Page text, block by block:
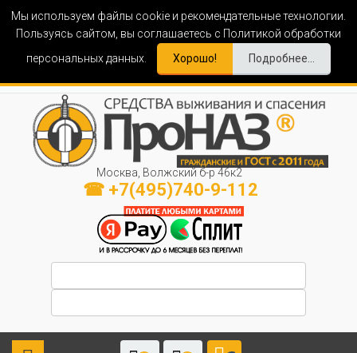
Мы используем файлы cookie и рекомендательные технологии.
Пользуясь сайтом, вы соглашаетесь с Политикой обработки
персональных данных.
Хорошо! Подробнее...
Москва, Волжский б-р 46к2
☎ +7(495)740-9-112